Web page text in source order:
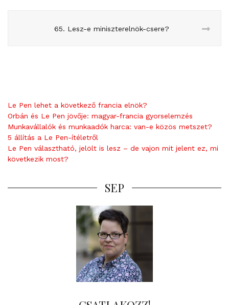
65. Lesz-e miniszterelnök-csere?
Le Pen lehet a következő francia elnök?
Orbán és Le Pen jövője: magyar-francia gyorselemzés
Munkavállalók és munkaadók harca: van-e közös metszet?
5 állítás a Le Pen-ítéletről
Le Pen választható, jelölt is lesz – de vajon mit jelent ez, mi
következik most?
SEP